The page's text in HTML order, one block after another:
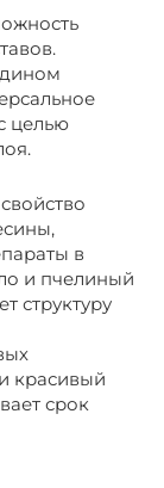
целью
в
и пчелиный
структуру
красивый
срок